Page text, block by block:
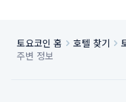
토요코인 홈 호텔 찾기
주변 정보